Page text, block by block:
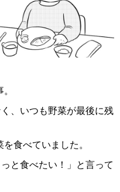
、いつも野菜が最後に残
食べていました。
と食べたい！」と言って